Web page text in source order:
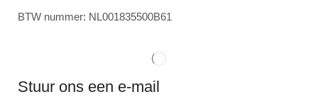
BTW nummer: NL001835500B61
Stuur ons een e-mail